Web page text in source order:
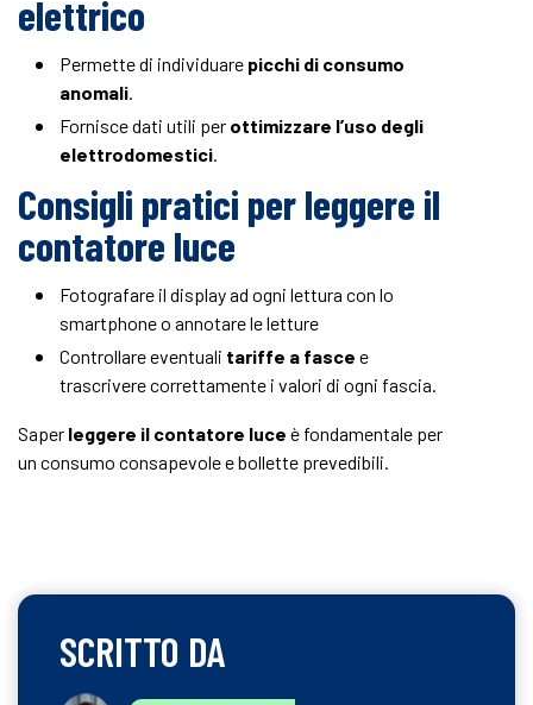
elettrico
Permette di individuare picchi di consumo
anomali.
Fornisce dati utili per ottimizzare l’uso degli
elettrodomestici.
Consigli pratici per leggere il
contatore luce
Fotografare il display ad ogni lettura con lo
smartphone o annotare le letture
Controllare eventuali tariffe a fasce e
trascrivere correttamente i valori di ogni fascia.
Saper leggere il contatore luce è fondamentale per
un consumo consapevole e bollette prevedibili.
SCRITTO DA